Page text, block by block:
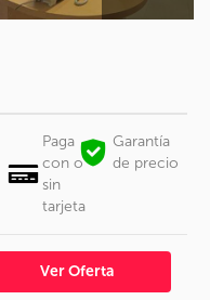
Paga
con o
sin
tarjeta
Garantía
de precio
Ver Oferta